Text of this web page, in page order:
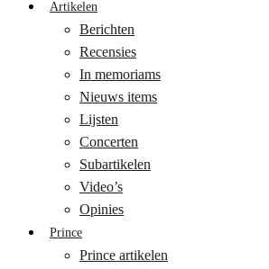
Artikelen
Berichten
Recensies
In memoriams
Nieuws items
Lijsten
Concerten
Subartikelen
Video’s
Opinies
Prince
Prince artikelen